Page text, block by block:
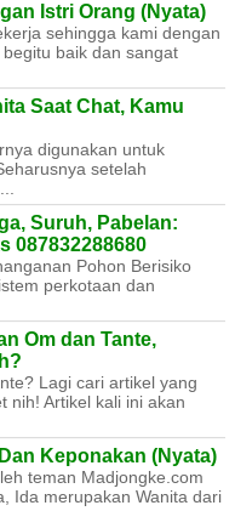
Istri Orang (Nyata)
sehingga kami dengan
baik dan sangat
Saat Chat, Kamu
digunakan untuk
setelah
Suruh, Pabelan:
087832288680
Pohon Berisiko
perkotaan dan
Om dan Tante,
Lagi cari artikel yang
nih! Artikel kali ini akan
Keponakan (Nyata)
teman Madjongke.com
Ida merupakan Wanita dari